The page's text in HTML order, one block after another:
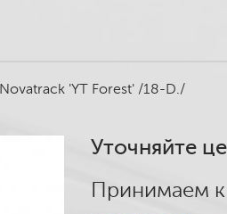
Novatrack 'YT Forest' /18-D./
Уточняйте
Принимаем